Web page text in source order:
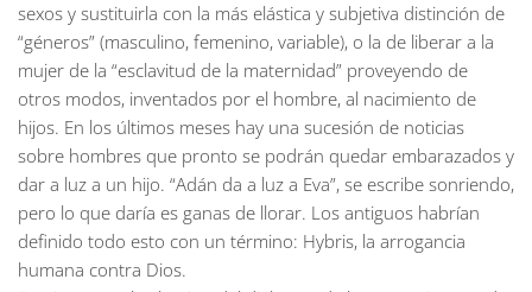
sexos y sustituirla con la más elástica y subjetiva distinción de
“géneros” (masculino, femenino, variable), o la de liberar a la
mujer de la “esclavitud de la maternidad” proveyendo de
otros modos, inventados por el hombre, al nacimiento de
hijos. En los últimos meses hay una sucesión de noticias
sobre hombres que pronto se podrán quedar embarazados y
dar a luz a un hijo. “Adán da a luz a Eva”, se escribe sonriendo,
pero lo que daría es ganas de llorar. Los antiguos habrían
definido todo esto con un término: Hybris, la arrogancia
humana contra Dios.